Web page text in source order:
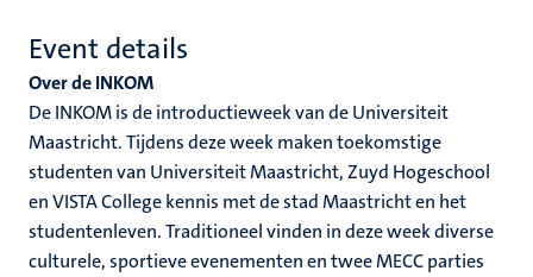
Event details
Over de INKOM
De INKOM is de introductieweek van de Universiteit
Maastricht. Tijdens deze week maken toekomstige
studenten van Universiteit Maastricht, Zuyd Hogeschool
en VISTA College kennis met de stad Maastricht en het
studentenleven. Traditioneel vinden in deze week diverse
culturele, sportieve evenementen en twee MECC parties